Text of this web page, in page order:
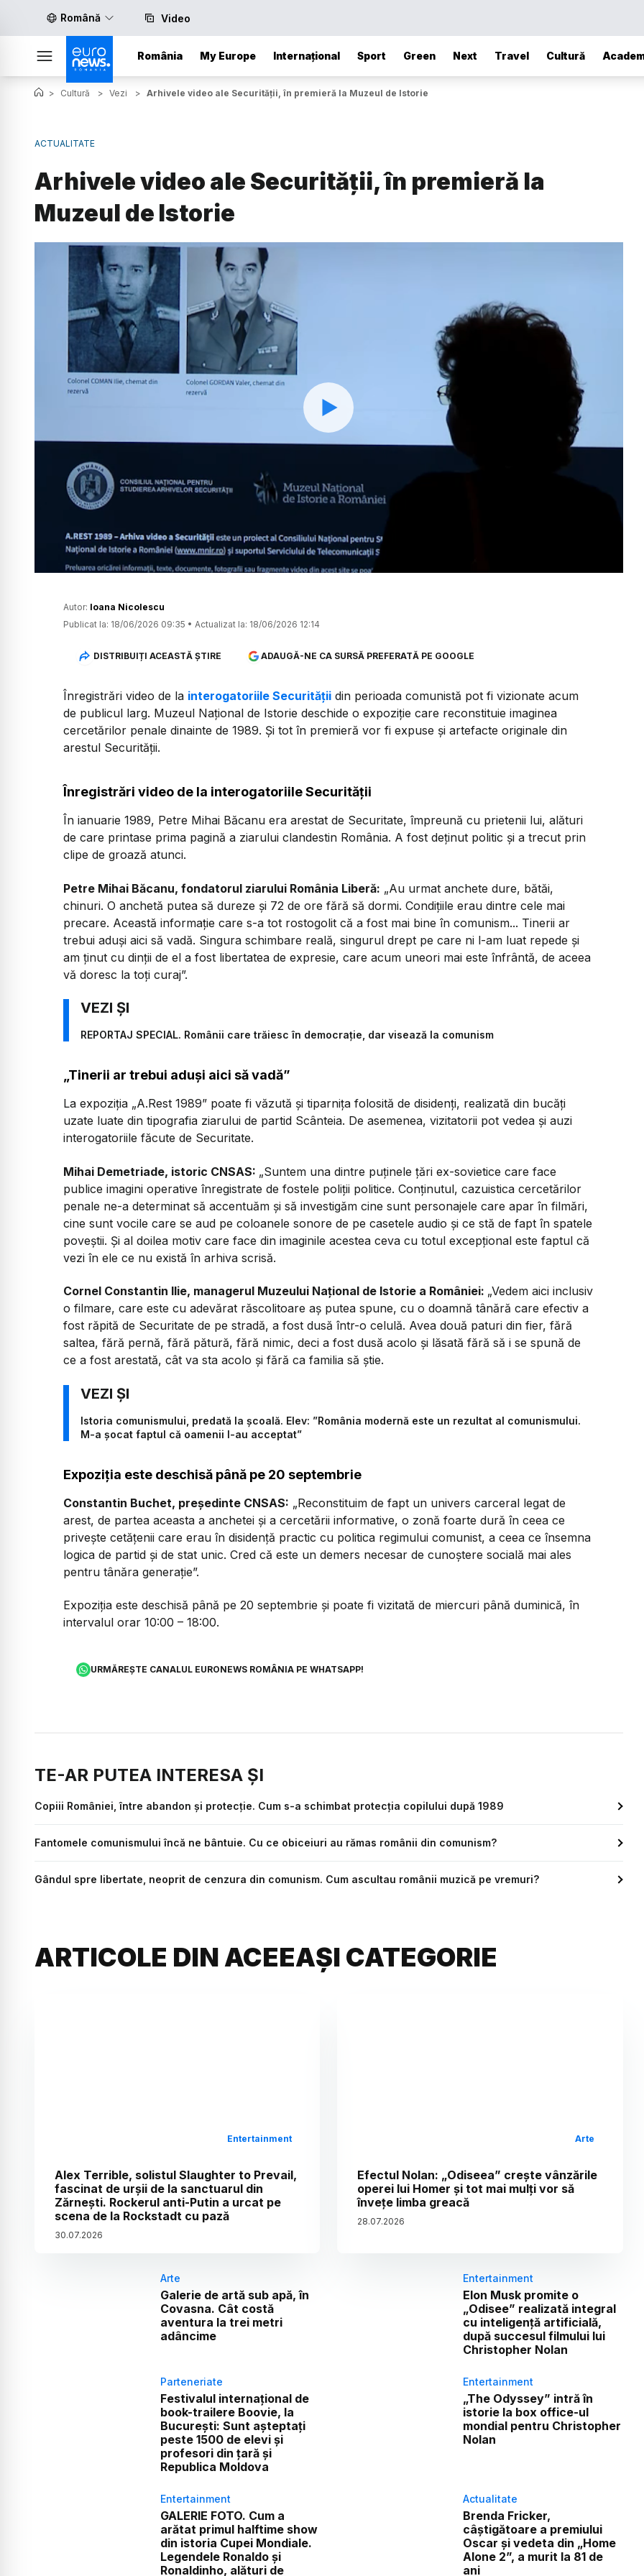
Română Video
România My Europe Internațional Sport Green Next Travel Cultură
> Cultură > Vezi > Arhivele video ale Securității, în premieră la Muzeul de Istorie
ACTUALITATE
Arhivele video ale Securității, în premieră la
Muzeul de Istorie
Watch
Autor: Ioana Nicolescu
Publicat la: 18/06/2026 09:35 • Actualizat la: 18/06/2026 12:14
DISTRIBUIȚI ACEASTĂ ȘTIRE ADAUGĂ-NE CA SURSĂ PREFERATĂ PE GOOGLE
Înregistrări video de la interogatoriile Securității din perioada comunistă pot fi vizionate acum
de publicul larg. Muzeul Național de Istorie deschide o expoziție care reconstituie imaginea
cercetărilor penale dinainte de 1989. Și tot în premieră vor fi expuse și artefacte originale din
arestul Securității.
Înregistrări video de la interogatoriile Securității
În ianuarie 1989, Petre Mihai Băcanu era arestat de Securitate, împreună cu prietenii lui, alături
de care printase prima pagină a ziarului clandestin România. A fost deținut politic și a trecut prin
clipe de groază atunci.
Petre Mihai Băcanu, fondatorul ziarului România Liberă: „Au urmat anchete dure, bătăi,
chinuri. O anchetă putea să dureze și 72 de ore fără să dormi. Condițiile erau dintre cele mai
precare. Această informație care s-a tot rostogolit că a fost mai bine în comunism... Tinerii ar
trebui aduși aici să vadă. Singura schimbare reală, singurul drept pe care ni l-am luat repede și
am ținut cu dinții de el a fost libertatea de expresie, care acum uneori mai este înfrântă, de aceea
vă doresc la toți curaj”.
REPORTAJ SPECIAL. Românii care trăiesc în democrație, dar visează la comunism
„Tinerii ar trebui aduși aici să vadă”
La expoziția „A.Rest 1989” poate fi văzută și tiparnița folosită de disidenți, realizată din bucăți
uzate luate din tipografia ziarului de partid Scânteia. De asemenea, vizitatorii pot vedea și auzi
interogatoriile făcute de Securitate.
Mihai Demetriade, istoric CNSAS: „Suntem una dintre puținele țări ex-sovietice care face
publice imagini operative înregistrate de fostele poliții politice. Conținutul, cazuistica cercetărilor
penale ne-a determinat să accentuăm și să investigăm cine sunt personajele care apar în filmări,
cine sunt vocile care se aud pe coloanele sonore de pe casetele audio și ce stă de fapt în spatele
poveștii. Și al doilea motiv care face din imaginile acestea ceva cu totul excepțional este faptul că
vezi în ele ce nu există în arhiva scrisă.
Cornel Constantin Ilie, managerul Muzeului Național de Istorie a României: „Vedem aici inclusiv
o filmare, care este cu adevărat răscolitoare aș putea spune, cu o doamnă tânără care efectiv a
fost răpită de Securitate de pe stradă, a fost dusă într-o celulă. Avea două paturi din fier, fără
saltea, fără pernă, fără pătură, fără nimic, deci a fost dusă acolo și lăsată fără să i se spună de
ce a fost arestată, cât va sta acolo și fără ca familia să știe.
Istoria comunismului, predată la școală. Elev: ”România modernă este un rezultat al comunismului.
M-a șocat faptul că oamenii l-au acceptat”
Expoziția este deschisă până pe 20 septembrie
Constantin Buchet, președinte CNSAS: „Reconstituim de fapt un univers carceral legat de
arest, de partea aceasta a anchetei și a cercetării informative, o zonă foarte dură în ceea ce
privește cetățenii care erau în disidență practic cu politica regimului comunist, a ceea ce însemna
logica de partid și de stat unic. Cred că este un demers necesar de cunoștere socială mai ales
pentru tânăra generație”.
Expoziția este deschisă până pe 20 septembrie și poate fi vizitată de miercuri până duminică, în
intervalul orar 10:00 – 18:00.
URMĂREȘTE CANALUL EURONEWS ROMÂNIA PE WHATSAPP!
TE-AR PUTEA INTERESA ȘI
Copiii României, între abandon și protecție. Cum s-a schimbat protecția copilului după 1989
Fantomele comunismului încă ne bântuie. Cu ce obiceiuri au rămas românii din comunism?
Gândul spre libertate, neoprit de cenzura din comunism. Cum ascultau românii muzică pe vremuri?
ARTICOLE DIN ACEEAȘI CATEGORIE
Entertainment
Alex Terrible, solistul Slaughter to Prevail,
fascinat de urșii de la sanctuarul din
Zărnești. Rockerul anti-Putin a urcat pe
scena de la Rockstadt cu pază
30.07.2026
Arte
Efectul Nolan: „Odiseea” crește vânzările
operei lui Homer și tot mai mulți vor să
învețe limba greacă
28.07.2026
Arte
Galerie de artă sub apă, în
Covasna. Cât costă
aventura la trei metri
adâncime
Entertainment
Elon Musk promite o
„Odisee” realizată integral
cu inteligență artificială,
după succesul filmului lui
Christopher Nolan
Parteneriate
Festivalul internațional de
book-trailere Boovie, la
București: Sunt așteptați
peste 1500 de elevi și
profesori din țară și
Republica Moldova
Entertainment
„The Odyssey” intră în
istorie la box office-ul
mondial pentru Christopher
Nolan
Entertainment
GALERIE FOTO. Cum a
arătat primul halftime show
din istoria Cupei Mondiale.
Legendele Ronaldo și
Ronaldinho, alături de
Actualitate
Brenda Fricker,
câștigătoare a premiului
Oscar și vedeta din „Home
Alone 2”, a murit la 81 de
ani